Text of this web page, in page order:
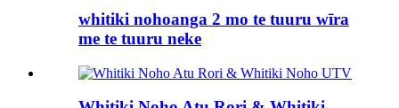
whitiki nohoanga 2 mo te tuuru wīra
me te tuuru neke